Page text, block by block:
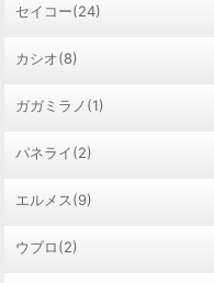
セイコー(24)
カシオ(8)
ガガミラノ(1)
パネライ(2)
エルメス(9)
ウブロ(2)